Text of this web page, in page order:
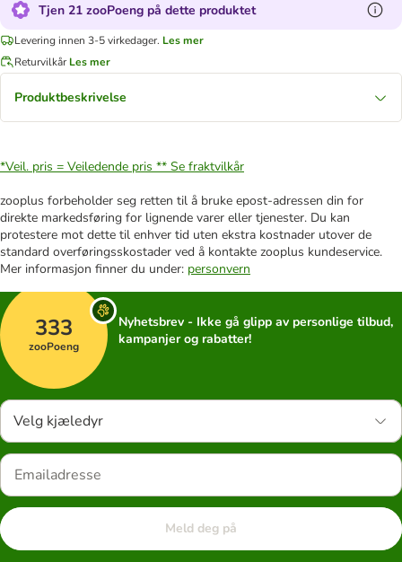
Tjen 21 zooPoeng på dette produktet
Levering innen 3-5 virkedager. Les mer
Returvilkår Les mer
Produktbeskrivelse
*Veil. pris = Veiledende pris ** Se fraktvilkår
zooplus forbeholder seg retten til å bruke epost-adressen din for
direkte markedsføring for lignende varer eller tjenester. Du kan
protestere mot dette til enhver tid uten ekstra kostnader utover de
standard overføringsskostader ved å kontakte zooplus kundeservice.
Mer informasjon finner du under: personvern
333
zooPoeng
Nyhetsbrev - Ikke gå glipp av personlige tilbud,
kampanjer og rabatter!
Velg kjæledyr
Meld deg på